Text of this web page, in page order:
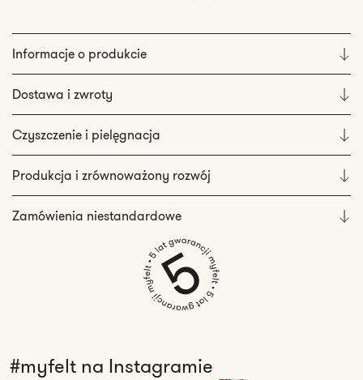
Informacje o produkcie
Dostawa i zwroty
Czyszczenie i pielęgnacja
Produkcja i zrównoważony rozwój
Zamówienia niestandardowe
#myfelt na Instagramie